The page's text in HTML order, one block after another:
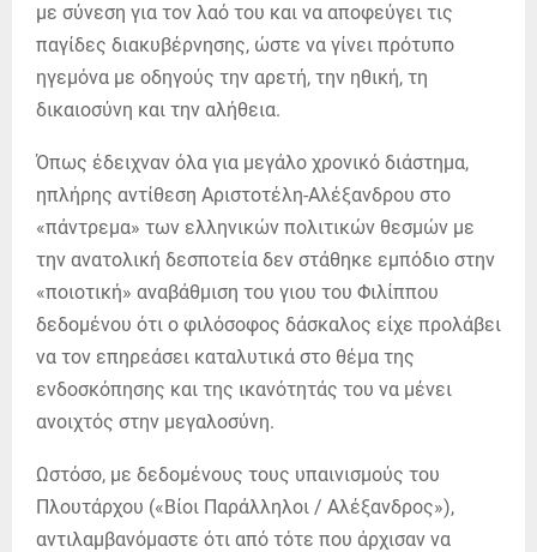
με σύνεση για τον λαό του και να αποφεύγει τις
παγίδες διακυβέρνησης, ώστε να γίνει πρότυπο
ηγεμόνα με οδηγούς την αρετή, την ηθική, τη
δικαιοσύνη και την αλήθεια.
Όπως έδειχναν όλα για μεγάλο χρονικό διάστημα,
ηπλήρης αντίθεση Αριστοτέλη-Αλέξανδρου στο
«πάντρεμα» των ελληνικών πολιτικών θεσμών με
την ανατολική δεσποτεία δεν στάθηκε εμπόδιο στην
«ποιοτική» αναβάθμιση του γιου του Φιλίππου
δεδομένου ότι ο φιλόσοφος δάσκαλος είχε προλάβει
να τον επηρεάσει καταλυτικά στο θέμα της
ενδοσκόπησης και της ικανότητάς του να μένει
ανοιχτός στην μεγαλοσύνη.
Ωστόσο, με δεδομένους τους υπαινισμούς του
Πλουτάρχου («Βίοι Παράλληλοι / Αλέξανδρος»),
αντιλαμβανόμαστε ότι από τότε που άρχισαν να